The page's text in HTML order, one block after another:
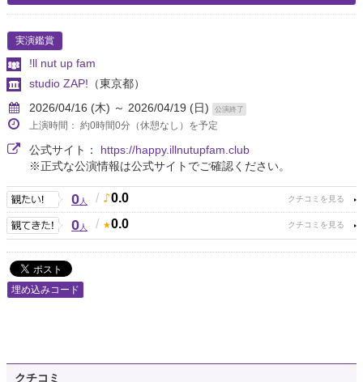
実演鑑賞
!ll nut up fam
studio ZAP! （東京都）
2026/04/16 (木) ～ 2026/04/19 (日)
公演終了
上演時間： 約0時間0分（休憩なし）を予定
公式サイト： https://happy.illnutupfam.club
※正式な公演情報は公式サイトでご確認ください。
0人 / 0.0
0人 / 0.0
埋め込みコード
クチコミ